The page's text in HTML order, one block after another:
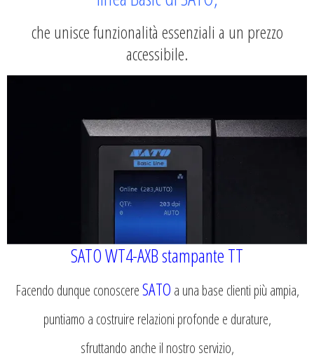
che unisce funzionalità essenziali a un prezzo
accessibile.
SATO WT4-AXB stampante TT
Facendo dunque conoscereSATO a una base clienti più ampia,
puntiamo a costruire relazioni profonde e durature,
sfruttando anche il nostro servizio,